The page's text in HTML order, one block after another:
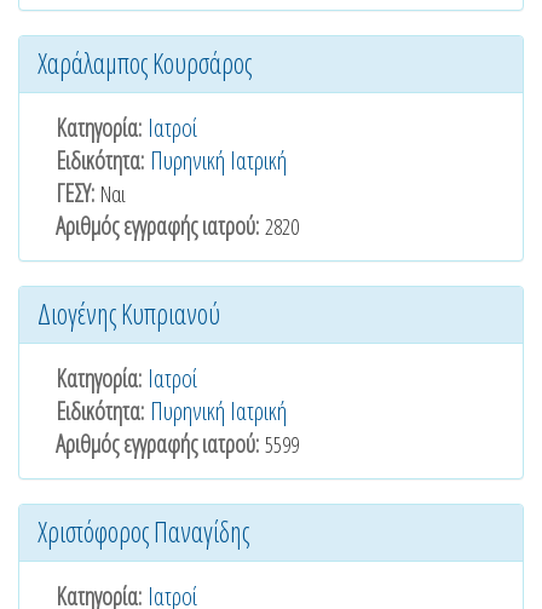
Χαράλαμπος Κουρσάρος
Κατηγορία: Ιατροί
Ειδικότητα: Πυρηνική Ιατρική
ΓΕΣΥ: Ναι
Αριθμός εγγραφής ιατρού: 2820
Διογένης Κυπριανού
Κατηγορία: Ιατροί
Ειδικότητα: Πυρηνική Ιατρική
Αριθμός εγγραφής ιατρού: 5599
Χριστόφορος Παναγίδης
Κατηγορία: Ιατροί